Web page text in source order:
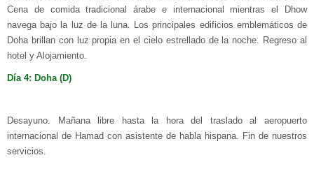
Cena de comida tradicional árabe e internacional mientras el Dhow
navega bajo la luz de la luna. Los principales edificios emblemáticos de
Doha brillan con luz propia en el cielo estrellado de la noche. Regreso al
hotel y Alojamiento.
Día 4: Doha (D)
Desayuno. Mañana libre hasta la hora del traslado al aeropuerto
internacional de Hamad con asistente de habla hispana. Fin de nuestros
servicios.